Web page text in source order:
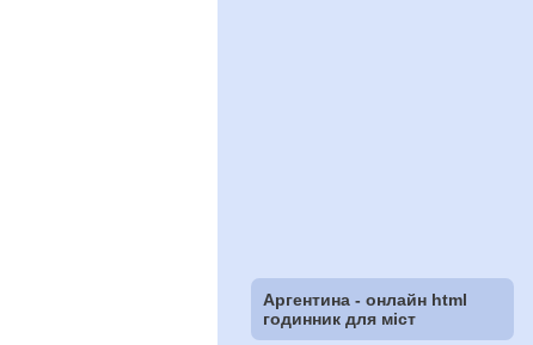
Аргентина - онлайн html
годинник для міст